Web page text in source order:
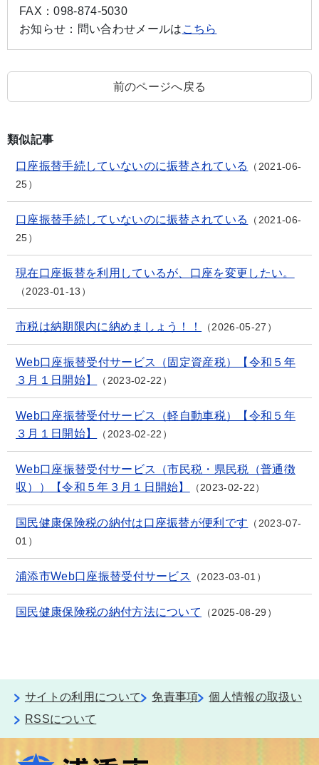
FAX：098-874-5030
お知らせ： 問い合わせメールは こちら
前のページへ戻る
類似記事
口座振替手続していないのに振替されている
2021-06-
25
口座振替手続していないのに振替されている
2021-06-
25
現在口座振替を利用しているが、口座を変更したい。
2023-01-13
市税は納期限内に納めましょう！！ 2026-05-27
Web口座振替受付サービス（固定資産税）【令和５年
３月１日開始】
2023-02-22
Web口座振替受付サービス（軽自動車税）【令和５年
３月１日開始】
2023-02-22
Web口座振替受付サービス（市民税・県民税（普通徴
収））【令和５年３月１日開始】
2023-02-22
国民健康保険税の納付は口座振替が便利です
2023-07-
01
浦添市Web口座振替受付サービス 2023-03-01
国民健康保険税の納付方法について 2025-08-29
サイトの利用について 免責事項
個人情報の取扱い
RSSについて